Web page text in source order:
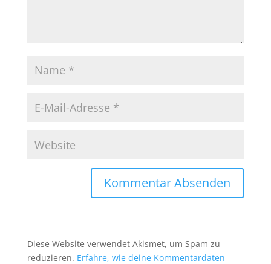
Diese Website verwendet Akismet, um Spam zu
reduzieren. Erfahre, wie deine Kommentardaten